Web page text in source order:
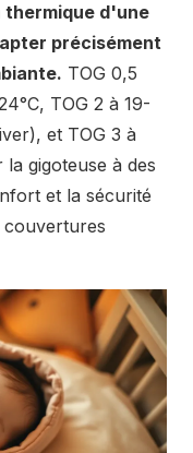
thermique d'une
précisément
TOG 0,5
TOG 2 à 19-
et TOG 3 à
gigoteuse à des
et la sécurité